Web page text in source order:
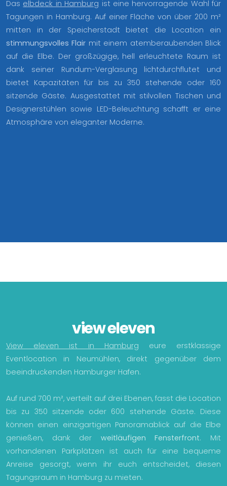
Das elbdeck in Hamburg ist eine hervorragende Wahl für
Tagungen in Hamburg. Auf einer Fläche von über 200 m²
mitten in der Speicherstadt bietet die Location ein
stimmungsvolles Flair mit einem atemberaubenden Blick
auf die Elbe. Der großzügige, hell erleuchtete Raum ist
dank seiner Rundum-Verglasung lichtdurchflutet und
bietet Kapazitäten für bis zu 350 stehende oder 160
sitzende Gäste. Ausgestattet mit stilvollen Tischen und
Designerstühlen sowie LED-Beleuchtung schafft er eine
Atmosphäre von eleganter Moderne.
view eleven
View eleven ist in Hamburg eure erstklassige
Eventlocation in Neumühlen, direkt gegenüber dem
beeindruckenden Hamburger Hafen.
Auf rund 700 m², verteilt auf drei Ebenen, fasst die Location
bis zu 350 sitzende oder 600 stehende Gäste. Diese
können einen einzigartigen Panoramablick auf die Elbe
genießen, dank der weitläufigen Fensterfront. Mit
vorhandenen Parkplätzen ist auch für eine bequeme
Anreise gesorgt, wenn ihr euch entscheidet, diesen
Tagungsraum in Hamburg zu mieten.